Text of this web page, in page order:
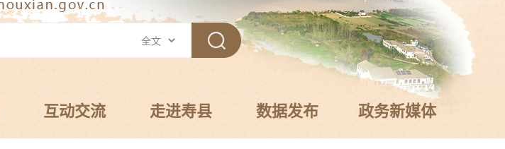
互动交流 走进寿县 数据发布 政务新媒体